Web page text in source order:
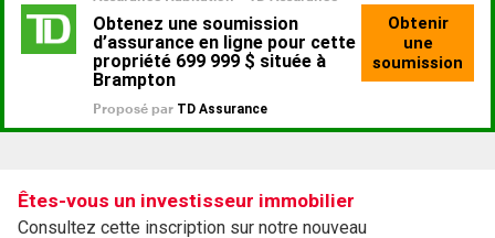
Êtes-vous un investisseur immobilier
Consultez cette inscription sur notre nouveau